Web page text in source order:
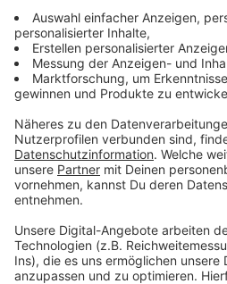
Lifestyle oder unsere
informieren
Zum Newsletter
Studio